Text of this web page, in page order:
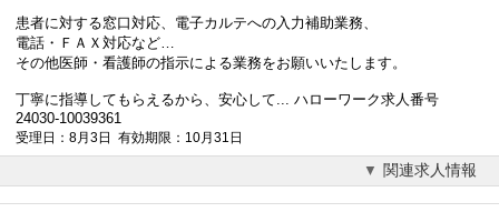
患者に対する窓口対応、 電子カルテへの入力補助業務、
電話・ＦＡＸ対応など…
その他医師・看護師の指示による業務をお願いいたします。
丁寧に指導してもらえるから、安心して... ハローワーク求人番号
24030-10039361
受理日：8月3日 有効期限：10月31日
関連求人情報